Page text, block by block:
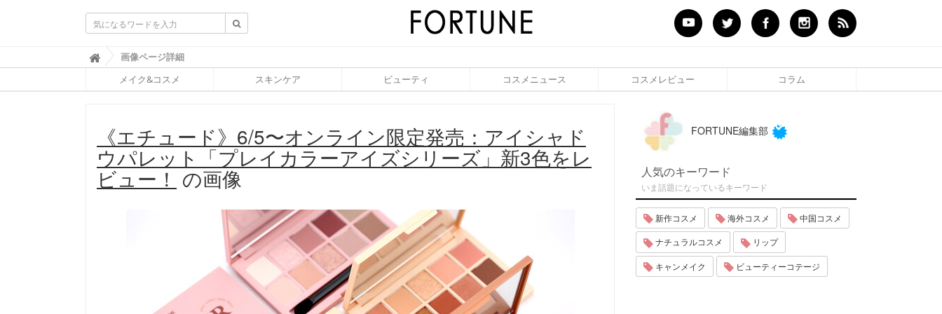
ふ
ぉ
ち
F
O
R
T
画像ページ詳細
メイク&コスメ スキンケア ビューティ コスメニュース コスメレビュー コラム
《エチュード》6/5〜オンライン限定発売：アイシャド
ウパレット「プレイカラーアイズシリーズ」新3色をレ
ビュー！ の画像
FORTUNE編集部
人気のキーワード
いま話題になっているキーワード
新作コスメ 海外コスメ 中国コスメ
ナチュラルコスメ リップ
キャンメイク ビューティーコテージ